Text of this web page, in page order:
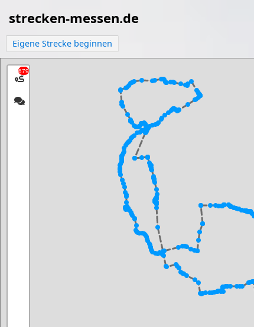
strecken-messen.de
Eigene Strecke beginnen
679